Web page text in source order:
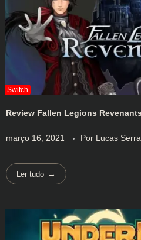
Review Fallen Legions
março 16, 2021 Por Lucas
Ler tudo